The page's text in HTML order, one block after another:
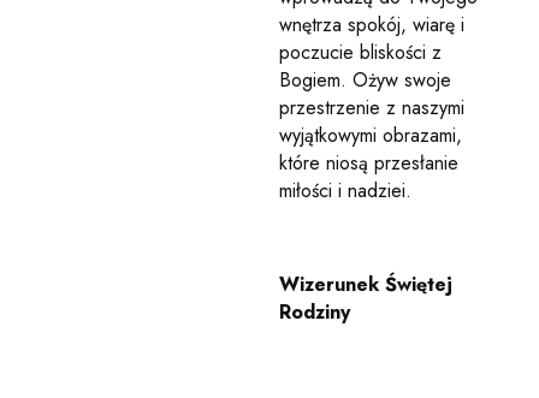
wnętrza spokój, wiarę i
poczucie bliskości z
Bogiem. Ożyw swoje
przestrzenie z naszymi
wyjątkowymi obrazami,
które niosą przesłanie
miłości i nadziei.
Wizerunek Świętej
Rodziny